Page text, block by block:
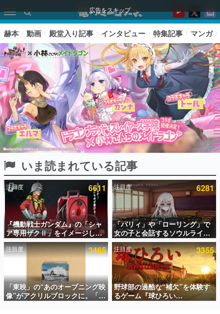
広告をスキップ
ピックアップ
電ファミのいま読まれている記事ランキング
アプリセール情報
インタビュー
連載・特集一覧
殿堂入り記事
SNS拡散数が数千以上！ ページビュー数万以上！ などな
ど。多くの人々に読まれた、電ファミ渾身の“殿堂入り”記
事をまとめました。
赫本 動画 殿堂入り記事 インタビュー 特集記事 マンガ
いま読まれている記事
注目度 6611
『機動戦士ガンダム』の「シャ
ア専用ザクⅡ」をイメージした
散水ホースリールが予約開始。
本体にはシャアのパーソナルマ
ークやジオン公国軍のエンブレ
ム、型式番号などを配置
注目度 6281
「パリィ」や「ローリング」で
女の子と会話するソウルライク
恋愛ゲーム『小早川さんはソウ
ルライク』無料公開。返事に失
敗すると「YOU DIED」
注目度 3465
「東映」の“あのオープニング映
像”がアクリルブロックに。「東
映ヒストリカル グッズコレクシ
注目度 3355
野球部の過酷な“補欠”を体験す
るゲーム『球ひろい
Simulator』が「1件」のウィッ